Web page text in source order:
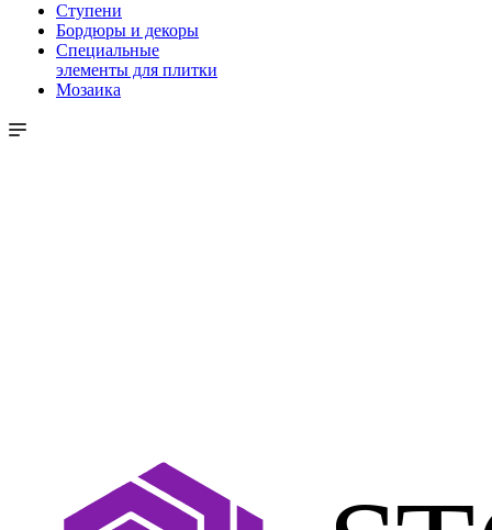
Ступени
Бордюры и декоры
Специальные
элементы для плитки
Мозаика